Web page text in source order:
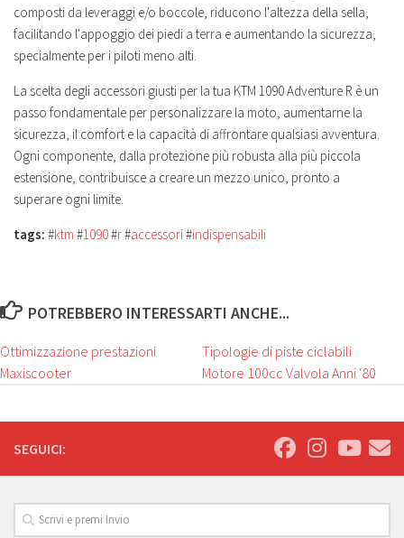
composti da leveraggi e/o boccole, riducono l'altezza della sella,
facilitando l'appoggio dei piedi a terra e aumentando la sicurezza,
specialmente per i piloti meno alti.
La scelta degli accessori giusti per la tua KTM 1090 Adventure R è un
passo fondamentale per personalizzare la moto, aumentarne la
sicurezza, il comfort e la capacità di affrontare qualsiasi avventura.
Ogni componente, dalla protezione più robusta alla più piccola
estensione, contribuisce a creare un mezzo unico, pronto a
superare ogni limite.
tags: #ktm #1090#r#accessori#indispensabili
POTREBBERO INTERESSARTI ANCHE...
Ottimizzazione prestazioni
Maxiscooter
Tipologie di piste ciclabili
Motore 100cc Valvola Anni '80
SEGUICI: